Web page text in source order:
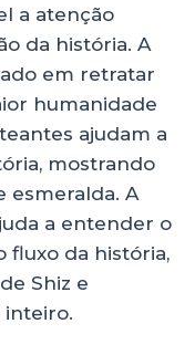
a atenção
da história. A
em retratar
humanidade
ajudam a
mostrando
esmeralda. A
a entender o
fluxo da história,
Shiz e
inteiro.